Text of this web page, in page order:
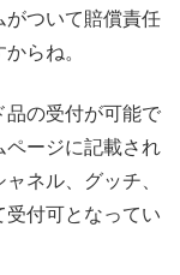
がついて賠償責任
らね。
品の受付が可能で
ページに記載され
ネル、グッチ、
受付可となってい